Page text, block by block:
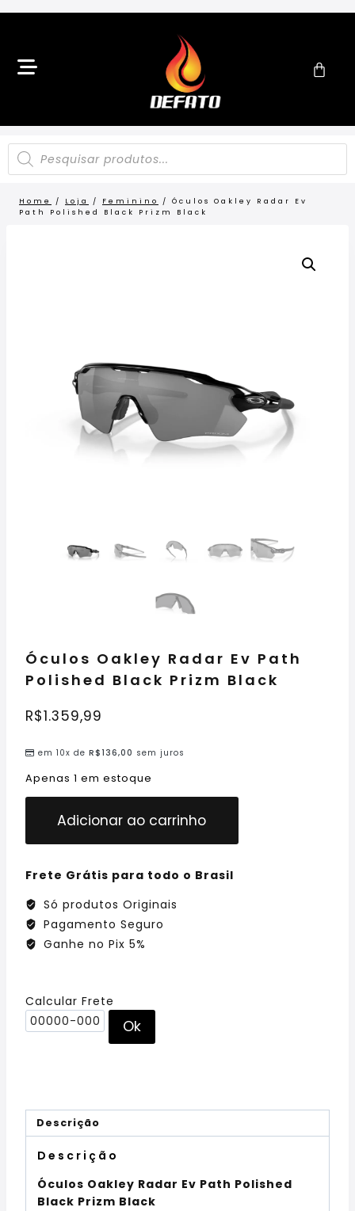
Home / Loja / Feminino /
Óculos Oakley Radar Ev
Path Polished Black Prizm Black
Óculos Oakley Radar Ev Path
Polished Black Prizm Black
R$1.359,99
em 10x de R$ 136,00 sem juros
Apenas 1 em estoque
Adicionar ao carrinho
Frete Grátis para todo o Brasil
Só produtos Originais
Pagamento Seguro
Ganhe no Pix 5%
Calcular Frete
Ok
Descrição
Descrição
Óculos Oakley Radar Ev Path Polished
Black Prizm Black